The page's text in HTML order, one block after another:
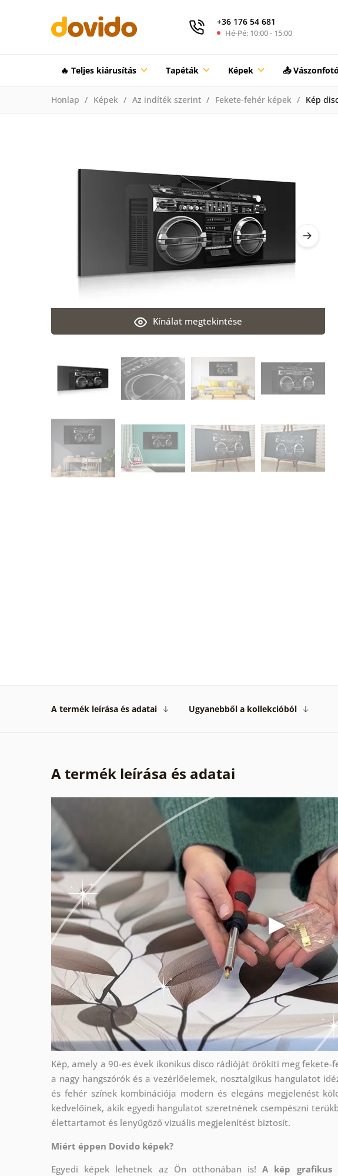
+36 176 54 681
Hé-Pé: 10:00 - 15:00
🔥 Teljes kiárusítás Tapéták Képek 📤 Vászonfotó
Honlap Képek Az indíték szerint Fekete-fehér képek Kép
Kínálat megtekintése
A termék leírása és adatai Ugyanebből a kollekcióból
A termék leírása és adatai
Kép, amely a 90-es évek ikonikus disco rádióját örökíti meg
a nagy hangszórók és a vezérlőelemek, nosztalgikus hangulatot
és fehér színek kombinációja modern és elegáns megjelenést
kedvelőinek, akik egyedi hangulatot szeretnének csempészni
élettartamot és lenyűgöző vizuális megjelenítést biztosít.
Miért éppen Dovido képek?
Egyedi képek lehetnek az Ön otthonában is!A kép grafikus